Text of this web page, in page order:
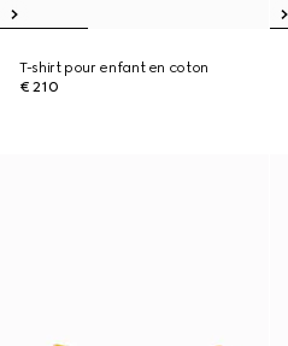
T-shirt pour enfant en coton
€ 210